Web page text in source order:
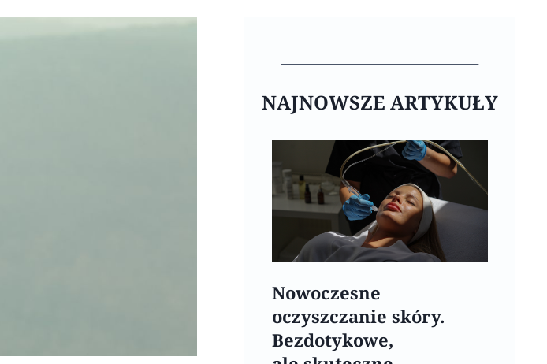
NAJNOWSZE ARTYKUŁY
Nowoczesne
oczyszczanie skóry.
Bezdotykowe,